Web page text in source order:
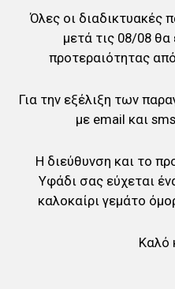
Όλες οι διαδικτυακές
μετά τις 08/08
προτεραιότητας
Για την εξέλιξη των
με email και
Η διεύθυνση και το
Υφάδι σας εύχεται
καλοκαίρι γεμάτο
Καλό